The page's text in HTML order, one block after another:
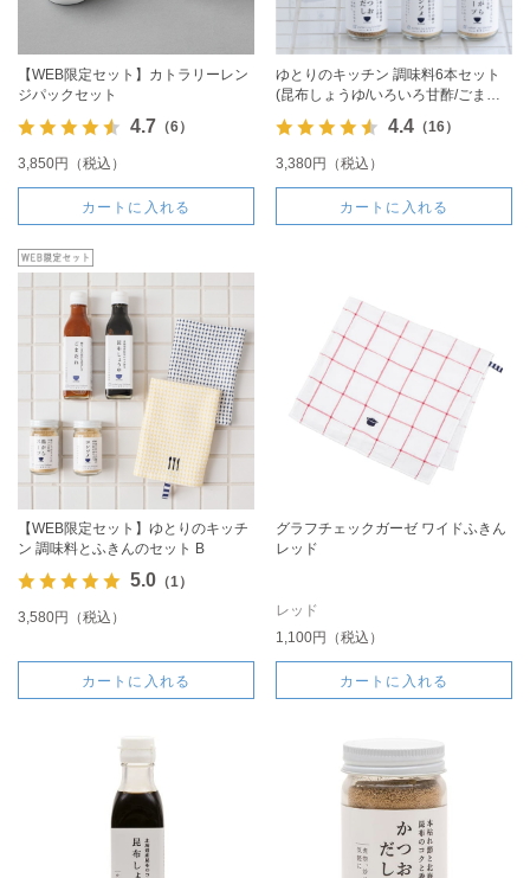
【WEB限定セット】カトラリーレン
ジパックセット
4.7 （6）
3,850円（税込）
カートに入れる
ゆとりのキッチン 調味料6本セット
(昆布しょうゆ/いろいろ甘酢/ごまだ
プ)
4.4（16）
3,380円（税込）
カートに入れる
【WEB限定セット】ゆとりのキッチ
ン 調味料とふきんのセット B
5.0（1）
3,580円（税込）
カートに入れる
グラフチェックガーゼ ワイドふきん
レッド
レッド
1,100円（税込）
カートに入れる